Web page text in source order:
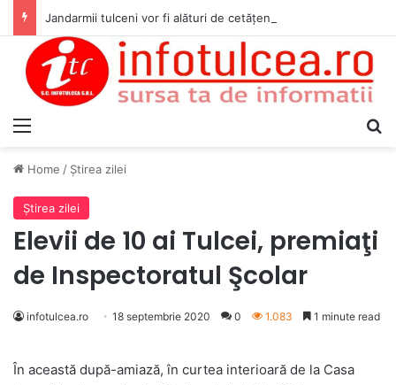
Home / Ştirea zilei
Ştirea zilei
Elevii de 10 ai Tulcei, premiaţi
de Inspectoratul Şcolar
infotulcea.ro 18 septembrie 2020 0 1.083 1 minute read
În această după-amiază, în curtea interioară de la Casa